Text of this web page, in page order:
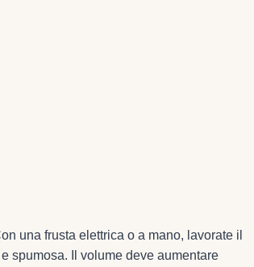
una frusta elettrica o a mano, lavorate il
spumosa. Il volume deve aumentare